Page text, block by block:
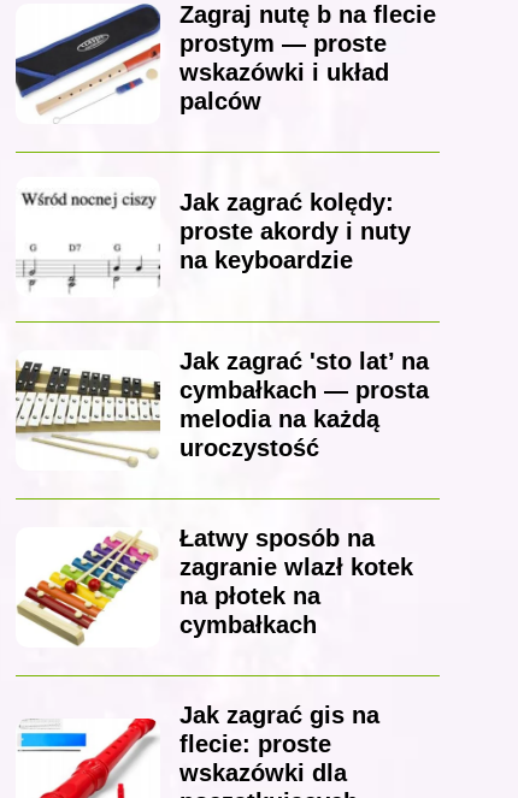
Zagraj nutę b na flecie
prostym — proste
wskazówki i układ
palców
Jak zagrać kolędy:
proste akordy i nuty
na keyboardzie
Jak zagrać 'sto lat’ na
cymbałkach — prosta
melodia na każdą
uroczystość
Łatwy sposób na
zagranie wlazł kotek
na płotek na
cymbałkach
Jak zagrać gis na
flecie: proste
wskazówki dla